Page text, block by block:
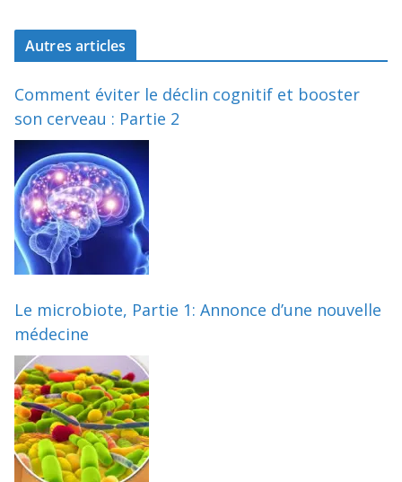
Autres articles
Comment éviter le déclin cognitif et booster
son cerveau : Partie 2
Le microbiote, Partie 1: Annonce d’une nouvelle
médecine